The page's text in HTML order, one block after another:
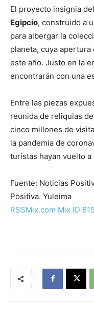
El proyecto insignia
Egipcio, construido a
para albergar la
planeta, cuya
este año. Justo en la
encontrarán con una
Entre las piezas
reunida de reliquias
cinco millones de
la pandemia de
turistas hayan vuelto
Fuente: Noticias
Positiva. Yuleima
RSSMix.com Mix ID